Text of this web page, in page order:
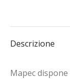
Twitter
Descrizione
Mapec